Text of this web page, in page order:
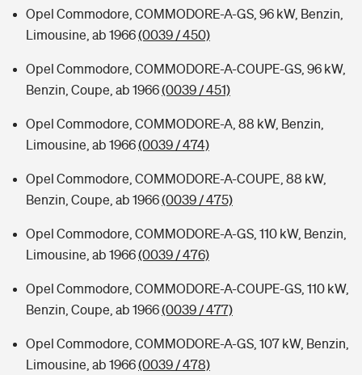
Opel Commodore, COMMODORE-A-GS, 96 kW, Benzin,
Limousine, ab 1966(0039 / 450)
Opel Commodore, COMMODORE-A-COUPE-GS, 96 kW,
Benzin, Coupe, ab 1966(0039 / 451)
Opel Commodore, COMMODORE-A, 88 kW, Benzin,
Limousine, ab 1966(0039 / 474)
Opel Commodore, COMMODORE-A-COUPE, 88 kW,
Benzin, Coupe, ab 1966(0039 / 475)
Opel Commodore, COMMODORE-A-GS, 110 kW, Benzin,
Limousine, ab 1966(0039 / 476)
Opel Commodore, COMMODORE-A-COUPE-GS, 110 kW,
Benzin, Coupe, ab 1966(0039 / 477)
Opel Commodore, COMMODORE-A-GS, 107 kW, Benzin,
Limousine, ab 1966(0039 / 478)